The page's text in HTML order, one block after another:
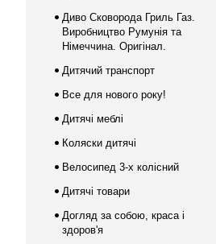
Диво Сковорода Гриль Газ.
Виробництво Румунія та
Німеччина. Оригінал.
Дитячий транспорт
Все для нового року!
Дитячі меблі
Коляски дитячі
Велосипед 3-х колісний
Дитячі товари
Догляд за собою, краса і
здоров'я